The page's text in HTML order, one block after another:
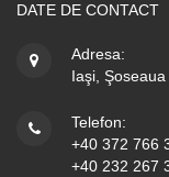
DATE DE CONTACT
Adresa:
Iaşi,
Telefon:
+40 372 766
+40 232 267